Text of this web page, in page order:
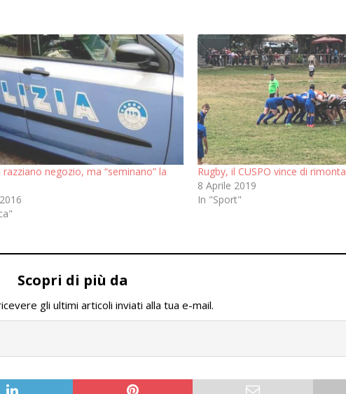
negozio, ma “seminano” la
Rugby, il CUSPO vince di rimonta
8 Aprile 2019
In "Sport"
Scopri di più da
gli ultimi articoli inviati alla tua e-mail.